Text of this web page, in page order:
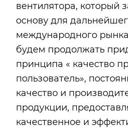
вентилятора, который
основу для
международного
будем продолжать
принципа « качество
пользователь»,
качество и
продукции,
качественное и